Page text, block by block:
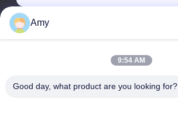
作業時間
09:00-18:00
会社の住所
Amy
9:54 AM
Good day, what product are you looking for?